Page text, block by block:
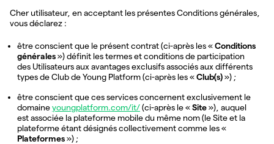
Cher utilisateur, en acceptant les présentes Conditions générales,
vous déclarez :
être conscient que le présent contrat (ci-après les «Conditions
générales») définit les termes et conditions de participation
des Utilisateurs aux avantages exclusifs associés aux différents
types de Club de Young Platform (ci-après les «Club(s)») ;
être conscient que ces services concernent exclusivement le
domaineyoungplatform.com/it/(ci-après le «Site»), auquel
est associée la plateforme mobile du même nom (le Site et la
plateforme étant désignés collectivement comme les «
Plateformes») ;